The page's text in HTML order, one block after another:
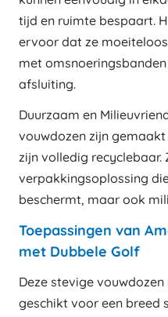
tijd en ruimte bespaart.
ervoor dat ze
met
afsluiting.
Duurzaam en
vouwdozen zijn
zijn volledig recyclebaar.
verpakkingsoplossing
beschermt, maar ook
Toepassingen van
met Dubbele Golf
Deze stevige
geschikt voor een breed